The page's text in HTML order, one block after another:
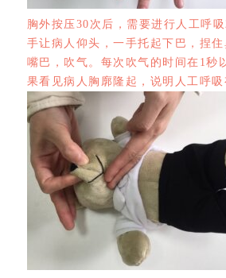
胸外按压30次后，需要进行人工呼
手让病人仰头，一手托起下巴，捏
嘴巴，吹气。每次吹气的时间在1秒
果看见病人胸廓隆起，说明人工呼吸